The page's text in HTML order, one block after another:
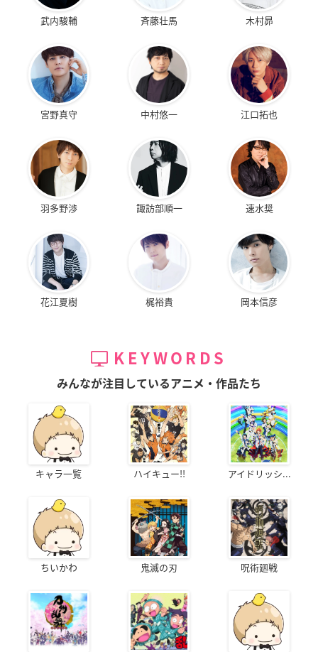
武内駿輔 斉藤壮馬 木村昴
宮野真守 中村悠一 江口拓也
羽多野渉 諏訪部順一 速水奨
花江夏樹 梶裕貴 岡本信彦
KEYWORDS
みんなが注目しているアニメ・作品たち
キャラ一覧 ハイキュー!! アイドリッシ...
ちいかわ 鬼滅の刃 呪術廻戦